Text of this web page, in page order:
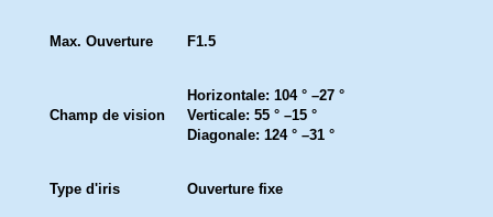
Max. Ouverture F1.5
Champ de vision
Horizontale: 104 ° –27 °
Verticale: 55 ° –15 °
Diagonale: 124 ° –31 °
Type d'iris Ouverture fixe